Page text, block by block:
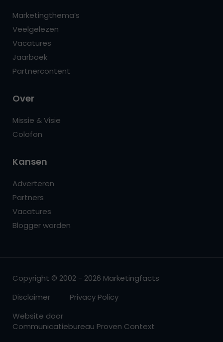
Marketingthema’s
Veelgelezen
Vacatures
Jaarboek
Partnercontent
Over
Missie & Visie
Colofon
Kansen
Adverteren
Partners
Vacatures
Blogger worden
Copyright © 2002 - 2026 Marketingfacts
Disclaimer
Privacy Policy
Website door
Communicatiebureau Proven Context